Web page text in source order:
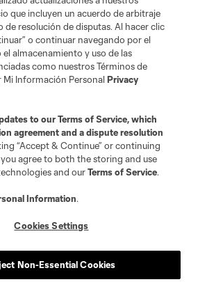
de privacidad
No vender mi información
escudo de la Major League Soccer y MLS son
Soccer, L.L.C. (“MLS”). Los nombres y logos
están registrados y son marcas bajo ley común
que incluyen un acuerdo de arbitraje
de resolución de disputas. Al hacer clic
o continuar navegando por el
almacenamiento y uso de las
como nuestros Términos de
Mi Información PersonalPrivacy
to ourTerms of Service, which
agreement and a dispute resolution
“Accept & Continue” or continuing
agree to both the storing and use
and ourTerms of Service.
Information.
Cookies Settings
Non-Essential Cookies